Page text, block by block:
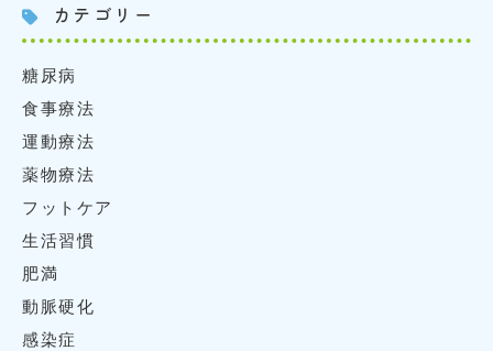
カテゴリー
糖尿病
食事療法
運動療法
薬物療法
フットケア
生活習慣
肥満
動脈硬化
感染症